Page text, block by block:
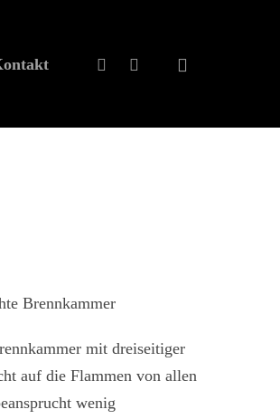
Brennkammer
mit dreiseitiger
auf die Flammen von allen
wenig